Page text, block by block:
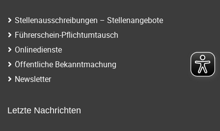
Stellenausschreibungen – Stellenangebote
Führerschein-Pflichtumtausch
Onlinedienste
Öffentliche Bekanntmachung
Newsletter
Letzte Nachrichten